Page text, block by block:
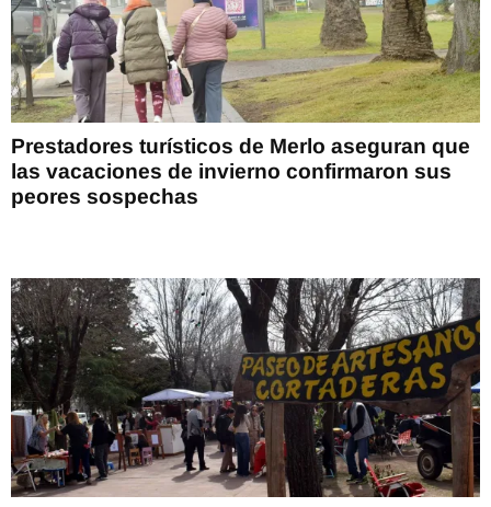
Prestadores turísticos de Merlo aseguran que
las vacaciones de invierno confirmaron sus
peores sospechas